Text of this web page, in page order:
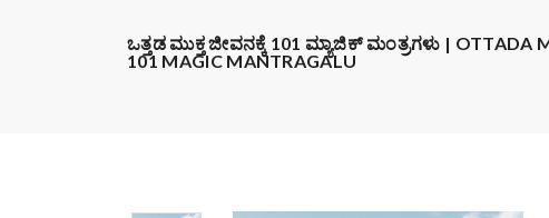
ಒತ್ತಡ ಮುಕ್ತ ಜೀವನಕ್ಕೆ 101 ಮ್ಯಾಜಿಕ್ ಮಂತ್ರಗಳು | OTTADA
101 MAGIC MANTRAGALU